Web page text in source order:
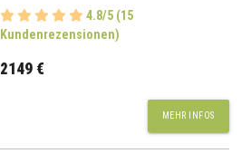
4.8/5 (15
Kundenrezensionen)
2149 €
MEHR INFOS